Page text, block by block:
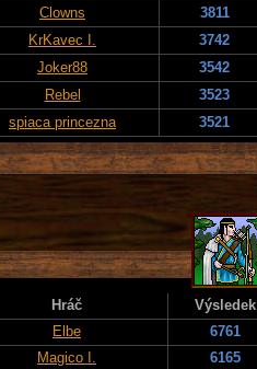
Clowns 3811
KrKavec I. 3742
Joker88 3542
Rebel 3523
spiaca princezna 3521
Hráč Výsledek
Elbe 6761
Magico I. 6165